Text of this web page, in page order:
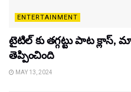
ENTERTAINMENT
టైటిల్‌ కు తగ్గట్టు పాట క్లాస్,
తెప్పించింది
MAY 13, 2024